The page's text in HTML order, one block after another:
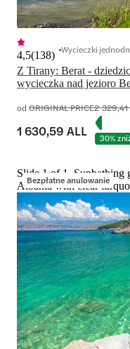
Z Tirany: Berat -
wycieczka nad jezioro
4,5(138) Wycieczki
od ORIGINAL PRICE2 329,41
1 630,59 ALL 30%
Bezpłatne anulowanie
Slide 1 of 1, Sunbathing
Albania with clear